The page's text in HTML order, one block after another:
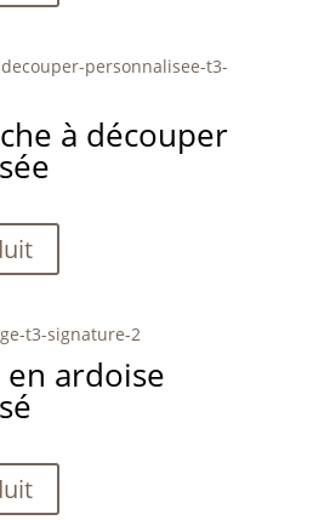
à découper
ardoise